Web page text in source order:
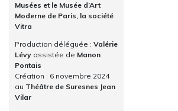
Musées et le Musée d’Art
Moderne de Paris, la société
Vitra
Production déléguée : Valérie
Lévy assistée de Manon
Pontais
Création : 6 novembre 2024
au Théâtre de Suresnes Jean
Vilar